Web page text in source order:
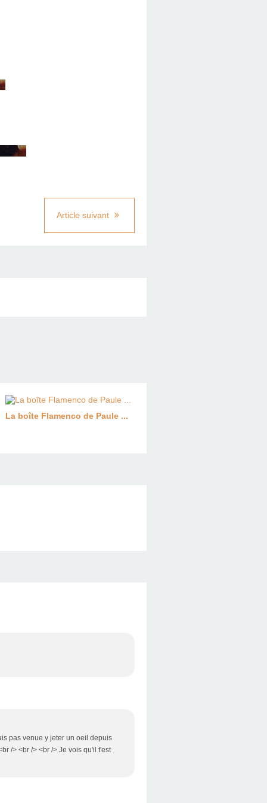
Article suivant
La boîte Flamenco de Paule ...
pas venue y jeter un oeil depuis
/> <br /> <br /> Je vois qu'il t'est